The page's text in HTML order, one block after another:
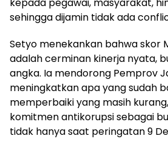
sehingga dijamin tidak ada
Setyo menekankan bahwa skor
adalah cerminan kinerja nyata,
angka. Ia mendorong Pemprov
meningkatkan apa yang sudah
memperbaiki yang masih
komitmen antikorupsi sebagai
tidak hanya saat peringatan 9